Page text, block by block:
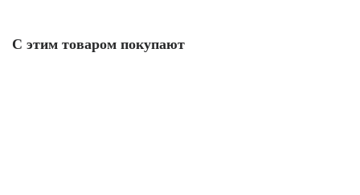
С этим товаром покупают